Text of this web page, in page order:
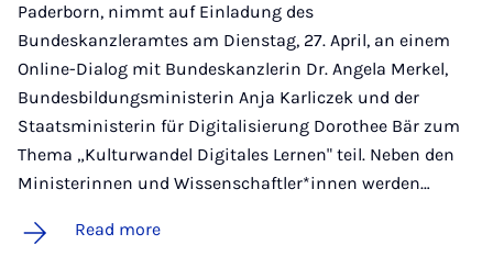
Paderborn, nimmt auf Einladung des
Bundeskanzleramtes am Dienstag, 27. April, an einem
Online-Dialog mit Bundeskanzlerin Dr. Angela Merkel,
Bundesbildungsministerin Anja Karliczek und der
Staatsministerin für Digitalisierung Dorothee Bär zum
Thema „Kulturwandel Digitales Lernen" teil. Neben den
Ministerinnen und Wissenschaftler*innen werden…
Read more